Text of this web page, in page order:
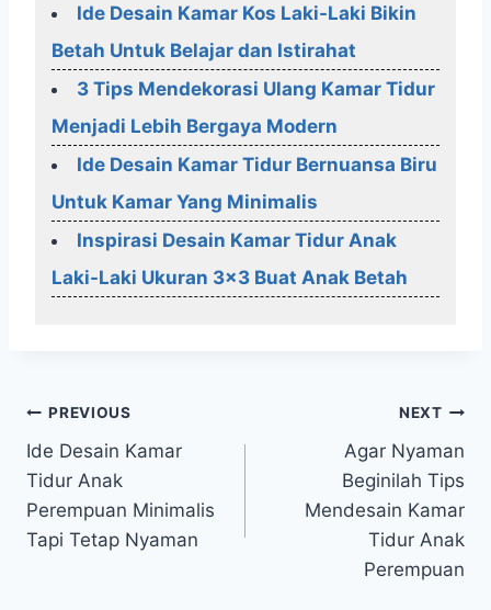
Ide Desain Kamar Kos Laki-Laki Bikin
Betah Untuk Belajar dan Istirahat
3 Tips Mendekorasi Ulang Kamar Tidur
Menjadi Lebih Bergaya Modern
Ide Desain Kamar Tidur Bernuansa Biru
Untuk Kamar Yang Minimalis
Inspirasi Desain Kamar Tidur Anak
Laki-Laki Ukuran 3x3 Buat Anak Betah
Post
navigation
PREVIOUS
Ide Desain Kamar
Tidur Anak
Perempuan Minimalis
Tapi Tetap Nyaman
NEXT
Agar Nyaman
Beginilah Tips
Mendesain Kamar
Tidur Anak
Perempuan